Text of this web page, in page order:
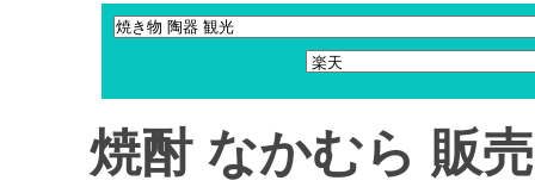
焼酎 なかむら 販